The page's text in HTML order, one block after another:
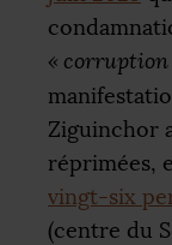
« corruption
Ziguinchor
réprimées,
vingt-six
(centre du